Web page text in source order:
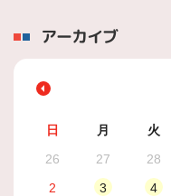
アーカイブ
日 月 火
26
27 28
2
3 4